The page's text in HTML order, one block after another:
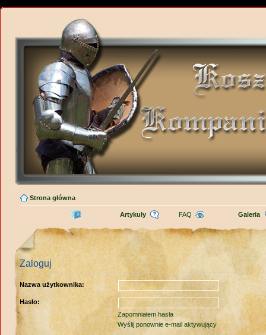
Strona główna
Artykuły FAQ Galeria
Zaloguj
Nazwa użytkownika:
Hasło:
Zapomniałem hasła
Wyślij ponownie e-mail aktywujący